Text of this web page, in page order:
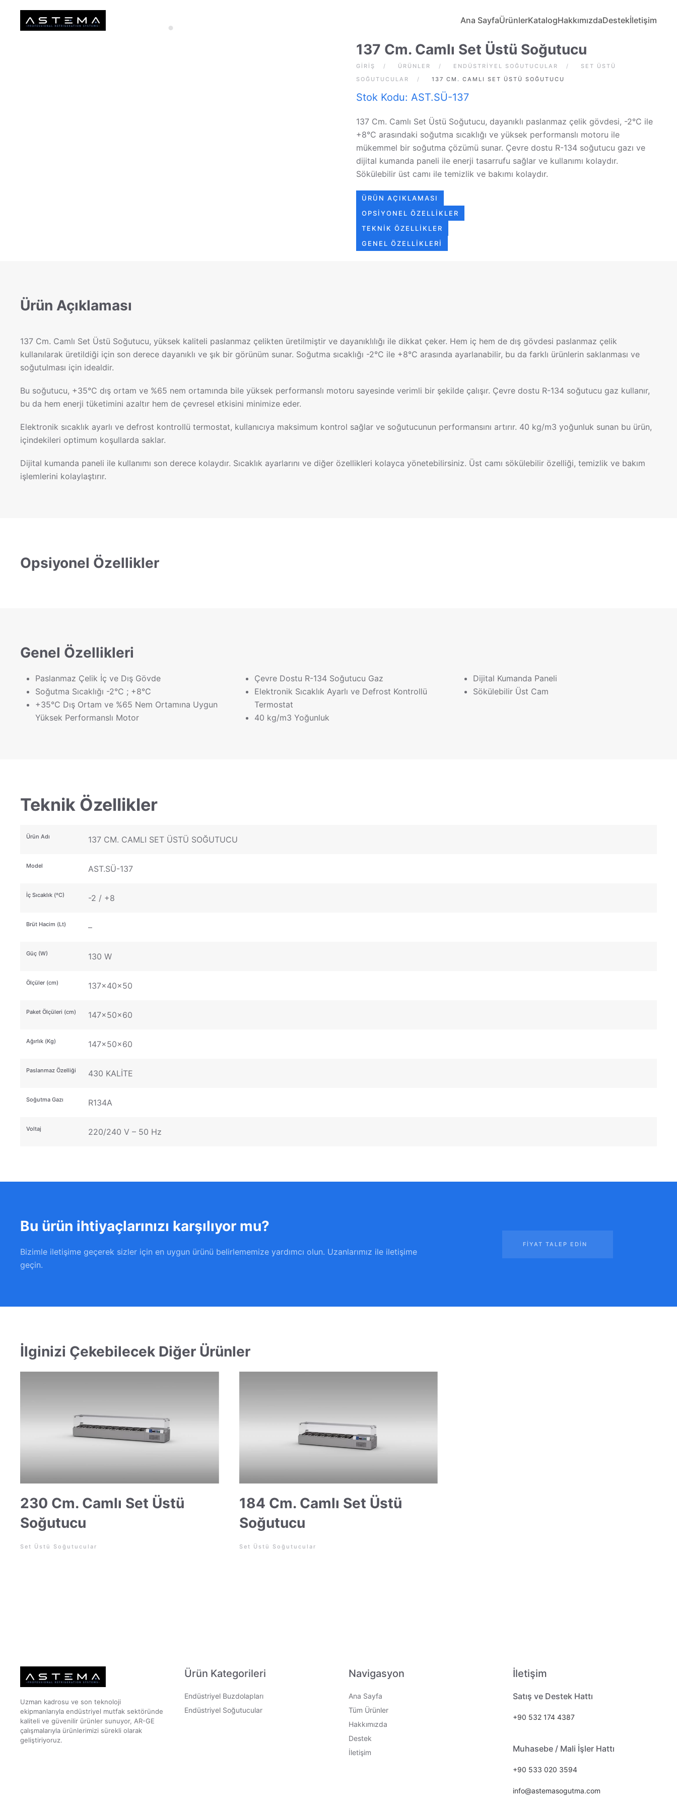
Skip to main content Ana SayfaÜrünlerKatalogHakkımızdaDestekİletişim
137 Cm. Camlı Set Üstü Soğutucu
GIRIŞ ÜRÜNLER ENDÜSTRIYEL SOĞUTUCULAR
SET ÜSTÜ
SOĞUTUCULAR
137 CM. CAMLI SET ÜSTÜ SOĞUTUCU
Stok Kodu: AST.SÜ-137
137 Cm. Camlı Set Üstü Soğutucu, dayanıklı paslanmaz çelik gövdesi, -2°C ile
+8°C arasındaki soğutma sıcaklığı ve yüksek performanslı motoru ile
mükemmel bir soğutma çözümü sunar. Çevre dostu R-134 soğutucu gazı ve
dijital kumanda paneli ile enerji tasarrufu sağlar ve kullanımı kolaydır.
Sökülebilir üst camı ile temizlik ve bakımı kolaydır.
ÜRÜN AÇIKLAMASI
OPSIYONEL ÖZELLIKLER
TEKNIK ÖZELLIKLER
GENEL ÖZELLIKLERI
Ürün Açıklaması
137 Cm. Camlı Set Üstü Soğutucu, yüksek kaliteli paslanmaz çelikten üretilmiştir ve dayanıklılığı ile dikkat çeker. Hem iç hem de dış gövdesi paslanmaz çelik
kullanılarak üretildiği için son derece dayanıklı ve şık bir görünüm sunar. Soğutma sıcaklığı -2°C ile +8°C arasında ayarlanabilir, bu da farklı ürünlerin saklanması ve
soğutulması için idealdir.
Bu soğutucu, +35°C dış ortam ve %65 nem ortamında bile yüksek performanslı motoru sayesinde verimli bir şekilde çalışır. Çevre dostu R-134 soğutucu gaz kullanır,
bu da hem enerji tüketimini azaltır hem de çevresel etkisini minimize eder.
Elektronik sıcaklık ayarlı ve defrost kontrollü termostat, kullanıcıya maksimum kontrol sağlar ve soğutucunun performansını artırır. 40 kg/m3 yoğunluk sunan bu ürün,
içindekileri optimum koşullarda saklar.
Dijital kumanda paneli ile kullanımı son derece kolaydır. Sıcaklık ayarlarını ve diğer özellikleri kolayca yönetebilirsiniz. Üst camı sökülebilir özelliği, temizlik ve bakım
işlemlerini kolaylaştırır.
Opsiyonel Özellikler
Genel Özellikleri
Paslanmaz Çelik İç ve Dış Gövde
Soğutma Sıcaklığı -2°C ; +8°C
+35°C Dış Ortam ve %65 Nem Ortamına Uygun
Yüksek Performanslı Motor
Çevre Dostu R-134 Soğutucu Gaz
Elektronik Sıcaklık Ayarlı ve Defrost Kontrollü
Termostat
40 kg/m3 Yoğunluk
Dijital Kumanda Paneli
Sökülebilir Üst Cam
Teknik Özellikler
Ürün Adı 137 CM. CAMLI SET ÜSTÜ SOĞUTUCU
Model AST.SÜ-137
İç Sıcaklık (ºC) -2 / +8
Brüt Hacim (Lt) –
Güç (W) 130 W
Ölçüler (cm) 137x40x50
Paket Ölçüleri (cm) 147x50x60
Ağırlık (Kg) 147x50x60
Paslanmaz Özelliği 430 KALİTE
Soğutma Gazı R134A
Voltaj 220/240 V – 50 Hz
Bu ürün ihtiyaçlarınızı karşılıyor mu?
Bizimle iletişime geçerek sizler için en uygun ürünü belirlememize yardımcı olun. Uzanlarımız ile iletişime
geçin.
FIYAT TALEP EDIN
İlginizi Çekebilecek Diğer Ürünler
230 Cm. Camlı Set Üstü
Soğutucu
Set Üstü Soğutucular
184 Cm. Camlı Set Üstü
Soğutucu
Set Üstü Soğutucular
Uzman kadrosu ve son teknoloji
ekipmanlarıyla endüstriyel mutfak sektöründe
kaliteli ve güvenilir ürünler sunuyor, AR-GE
çalışmalarıyla ürünlerimizi sürekli olarak
geliştiriyoruz.
Ürün Kategorileri
Endüstriyel Buzdolapları
Endüstriyel Soğutucular
Navigasyon
Ana Sayfa
Tüm Ürünler
Hakkımızda
Destek
İletişim
İletişim
Satış ve Destek Hattı
+90 532 174 4387
Muhasebe / Mali İşler Hattı
+90 533 020 3594
info@astemasogutma.com